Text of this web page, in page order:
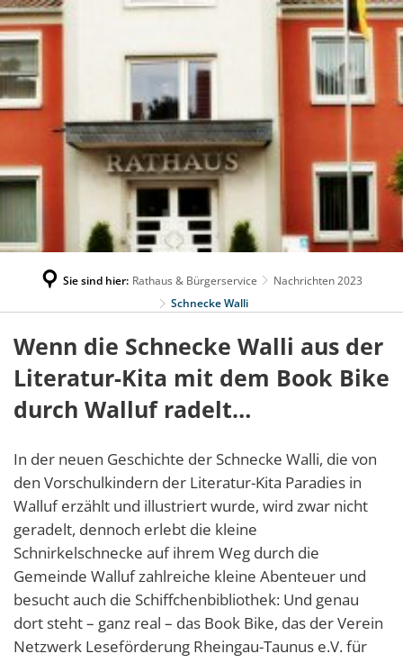
Sie sind hier: Rathaus & Bürgerservice
Nachrichten 2023
Schnecke Walli
Wenn die Schnecke Walli aus der
Literatur-Kita mit dem Book Bike
durch Walluf radelt…
In der neuen Geschichte der Schnecke Walli, die von
den Vorschulkindern der Literatur-Kita Paradies in
Walluf erzählt und illustriert wurde, wird zwar nicht
geradelt, dennoch erlebt die kleine
Schnirkelschnecke auf ihrem Weg durch die
Gemeinde Walluf zahlreiche kleine Abenteuer und
besucht auch die Schiffchenbibliothek: Und genau
dort steht – ganz real – das Book Bike, das der Verein
Netzwerk Leseförderung Rheingau-Taunus e.V. für